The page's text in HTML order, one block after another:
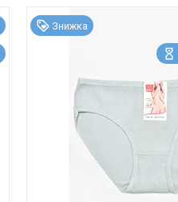
Знижка